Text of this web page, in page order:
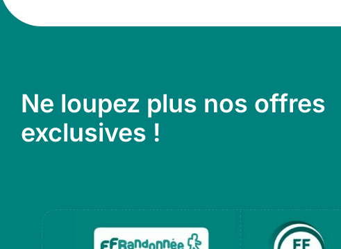
Ne loupez plus nos offres
exclusives !